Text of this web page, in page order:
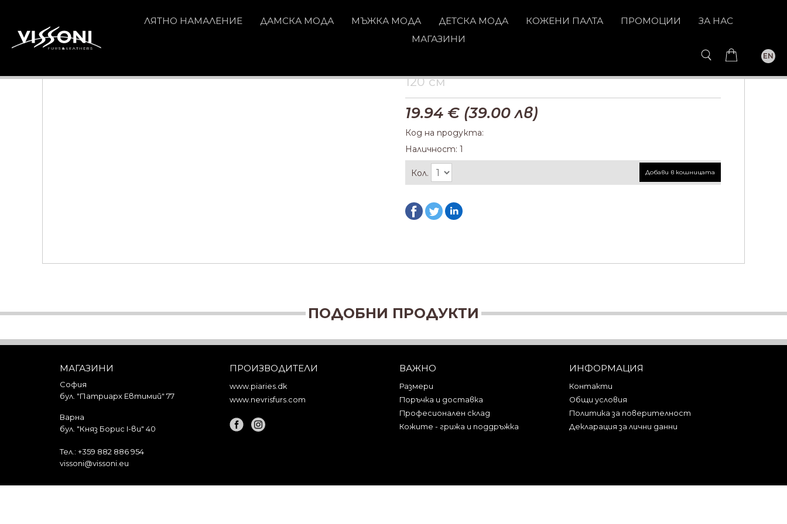
ЛЯТНО НАМАЛЕНИЕ ДАМСКА МОДА МЪЖКА МОДА ДЕТСКА МОДА КОЖЕНИ ПАЛТА ПРОМОЦИИ
ЗА НАС
МАГАЗИНИ
EN
120 см
19.94 € (39.00 лв)
Код на продукта:
Наличност: 1
Кол. Добави в кошницата
ПОДОБНИ ПРОДУКТИ
МАГАЗИНИ
София
бул. "Патриарх Евтимий" 77
Варна
бул. "Княз Борис I-ви" 40
Тел.: +359 882 886 954
vissoni@vissoni.eu
ПРОИЗВОДИТЕЛИ
www.piaries.dk
www.nevrisfurs.com
ВАЖНО
Размери
Поръчка и доставка
Професионален склад
Кожите - грижа и поддръжка
ИНФОРМАЦИЯ
Контакти
Общи условия
Политика за поверителност
Декларация за лични данни